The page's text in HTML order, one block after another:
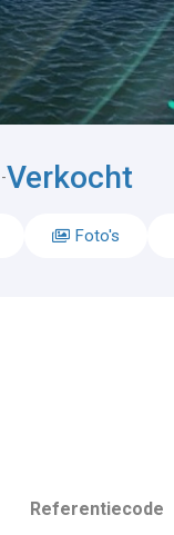
-Verkocht
Foto's
Referentiecode